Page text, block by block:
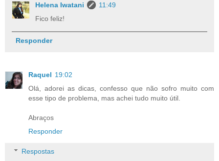
Helena Iwatani
11:49
Fico feliz!
Responder
Raquel 19:02
Olá, adorei as dicas, confesso que não sofro muito com
esse tipo de problema, mas achei tudo muito útil.
Abraços
Responder
Respostas